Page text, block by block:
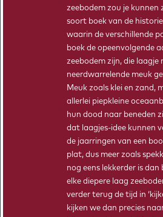
Kennis van stoffen is belangrijk om
begrijpen. Daar komt scheikunde om
zeebodem zou je kunnen
soort boek van de
waarin de verschillende
boek de opeenvolgende
zeebodem zijn, die laagje
neerdwarrelende meuk
Meuk zoals klei en zand,
allerlei piepkleine
hun dood naar beneden
dat laagjes-idee kunnen
de jaarringen van een
plat, dus meer zoals
nog eens lekkerder is
elke diepere laag
verder terug de tijd in
kijken we dan precies